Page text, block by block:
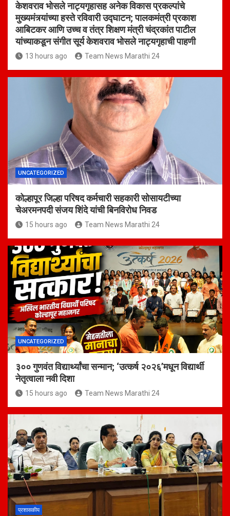
केशवराव भोसले नाट्यगृहासह अनेक विकास प्रकल्पांचे
मुख्यमंत्र्यांच्या हस्ते रविवारी उद्घाटन; पालकमंत्री प्रकाश
आबिटकर आणि उच्च व तंत्र शिक्षण मंत्री चंद्रकांत पाटील
यांच्याकडून संगीत सूर्य केशवराव भोसले नाट्यगृहाची पाहणी
13 hours ago Team News Marathi 24
UNCATEGORIZED
कोल्हापूर जिल्हा परिषद कर्मचारी सहकारी सोसायटीच्या
चेअरमनपदी संजय शिंदे यांची बिनविरोध निवड
15 hours ago Team News Marathi 24
UNCATEGORIZED
३०० गुणवंत विद्यार्थ्यांचा सन्मान; ‘उत्कर्ष २०२६’मधून विद्यार्थी
नेतृत्वाला नवी दिशा
15 hours ago Team News Marathi 24
प्रशासकीय